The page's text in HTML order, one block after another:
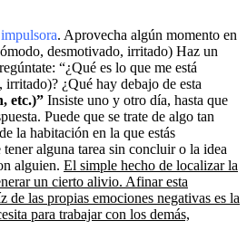
. Aprovecha algún momento en
desmotivado, irritado) Haz un
“¿Qué es lo que me está
¿Qué hay debajo de esta
etc.)” Insiste uno y otro día, hasta que
Puede que se trate de algo tan
la habitación en la que estás
alguna tarea sin concluir o la idea
alguien. El simple hecho de localizar la
un cierto alivio. Afinar esta
de las propias emociones negativas es la
para trabajar con los demás,